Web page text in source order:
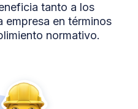
tanto a los
empresa en términos
normativo.